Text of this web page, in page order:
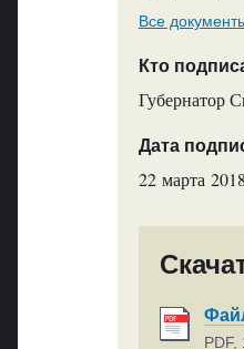
Все
Кто
Губернатор
Дата
22 марта
PDF,